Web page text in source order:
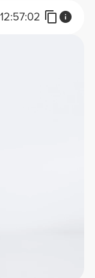
12:57:02